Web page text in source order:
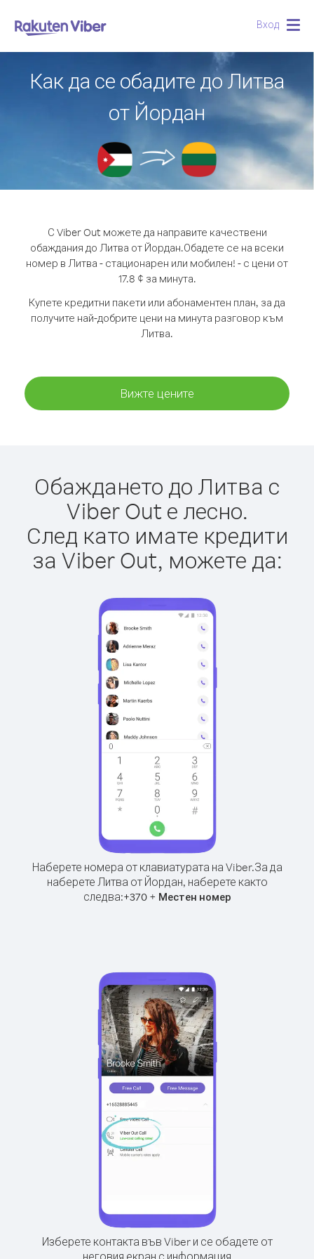
Вход
Как да се обадите до Литва
от Йордан
С Viber Out можете да направите качествени
обаждания до Литва от Йордан.Обадете се на всеки
номер в Литва - стационарен или мобилен! - с цени от
17.8 ¢ за минута.
Купете кредитни пакети или абонаментен план, за да
получите най-добрите цени на минута разговор към
Литва.
Вижте цените
Обаждането до Литва с
Viber Out е лесно.
След като имате кредити
за Viber Out, можете да:
Наберете номера от клавиатурата на Viber.За да
наберете Литва от Йордан, наберете както
следва:+370+ Местен номер
Изберете контакта във Viber и се обадете от
неговия екран с информация